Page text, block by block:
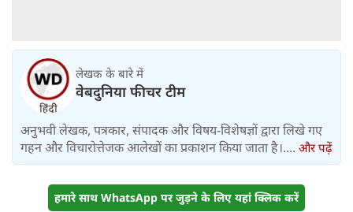
लेखक के बारे में
वेबदुनिया फीचर टीम
अनुभवी लेखक, पत्रकार, संपादक और विषय-विशेषज्ञों द्वारा लिखे गए
गहन और विचारोत्तेजक आलेखों का प्रकाशन किया जाता है।.... और पढ़ें
हमारे साथ WhatsApp पर जुड़ने के लिए यहां क्लिक करें